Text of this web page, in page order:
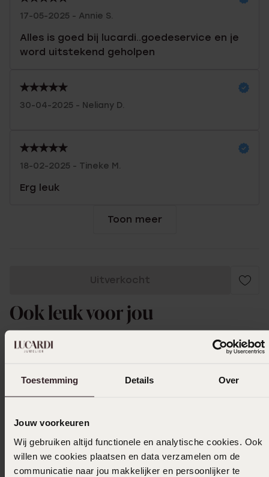
Toestemming Details Over
Jouw voorkeuren
Wij gebruiken altijd functionele en analytische cookies. Ook
willen we cookies plaatsen en data verzamelen om de
communicatie naar jou makkelijker en persoonlijker te
17-05-2025 - Annie S.
Alles is goed bij lucardi..goedeservice en je
word uitstekend geholpen
30-04-2025 - Neliany D.
18-02-2025 - Tineke M.
Erg leuk
Toon meer
Uitverkocht
Ook leuk voor jou